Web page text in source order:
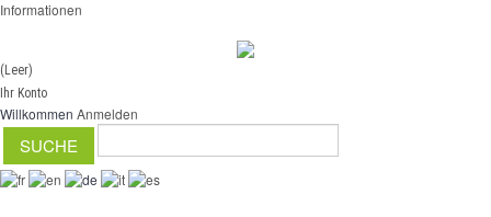
Informationen
(Leer)
Ihr Konto
Willkommen Anmelden